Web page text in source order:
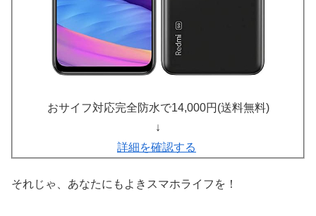
おサイフ対応完全防水で14,000円(送料無料)
↓
詳細を確認する
それじゃ、あなたにもよきスマホライフを！